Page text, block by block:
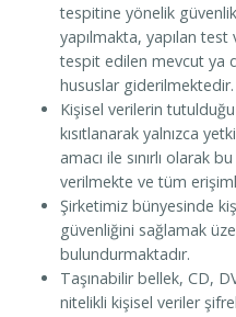
tespitine yönelik
yapılmakta, yapılan test
tespit edilen mevcut ya
hususlar giderilmektedir.
Kişisel verilerin
kısıtlanarak yalnızca
amacı ile sınırlı olarak
verilmekte ve tüm
Şirketimiz bünyesinde
güvenliğini sağlamak
bulundurmaktadır.
Taşınabilir bellek, CD,
nitelikli kişisel veriler